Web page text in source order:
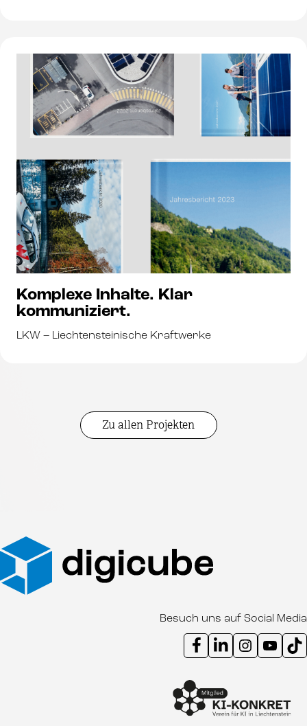
Komplexe Inhalte. Klar
kommuniziert.
LKW – Liechtensteinische Kraftwerke
Zu allen Projekten
Besuch uns auf Social Media
Instagram Kanal digicube
Youtube Kanal